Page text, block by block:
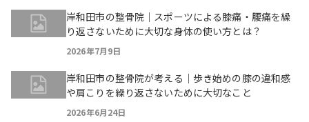
岸和田市の整骨院｜スポーツによる膝痛・腰痛を繰
り返さないために大切な身体の使い方とは？
2026年7月9日
岸和田市の整骨院が考える｜歩き始めの膝の違和感
や肩こりを繰り返さないために大切なこと
2026年6月24日